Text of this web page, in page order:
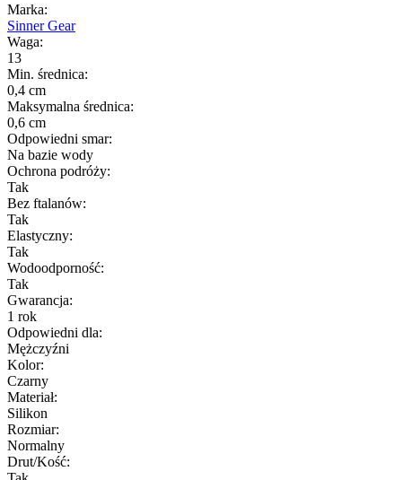
Marka:
Sinner Gear
Waga:
13
Min. średnica:
0,4 cm
Maksymalna średnica:
0,6 cm
Odpowiedni smar:
Na bazie wody
Ochrona podróży:
Tak
Bez ftalanów:
Tak
Elastyczny:
Tak
Wodoodporność:
Tak
Gwarancja:
1 rok
Odpowiedni dla:
Mężczyźni
Kolor:
Czarny
Materiał:
Silikon
Rozmiar:
Normalny
Drut/Kość: